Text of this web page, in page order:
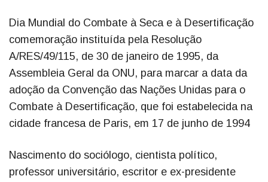
Dia Mundial do Combate à Seca e à Desertificação
comemoração instituída pela Resolução
A/RES/49/115, de 30 de janeiro de 1995, da
Assembleia Geral da ONU, para marcar a data da
adoção da Convenção das Nações Unidas para o
Combate à Desertificação, que foi estabelecida na
cidade francesa de Paris, em 17 de junho de 1994
Nascimento do sociólogo, cientista político,
professor universitário, escritor e ex-presidente